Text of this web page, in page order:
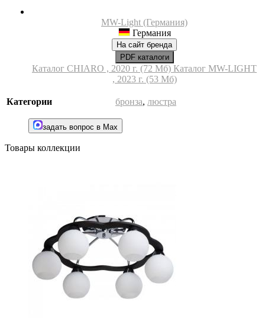
MW-Light (Германия)
Германия
На сайт бренда
PDF каталоги
Каталог CHIARO , 2020 г. (72 Мб) Каталог MW-LIGHT
, 2023 г. (53 Мб)
Категории бронза, люстра
задать вопрос в Max
Товары коллекции